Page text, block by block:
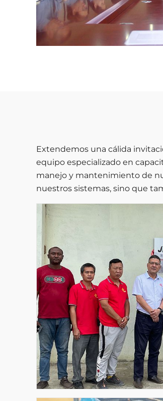
Extendemos una cálida
equipo especializado en
manejo y mantenimiento de
nuestros sistemas, sino que